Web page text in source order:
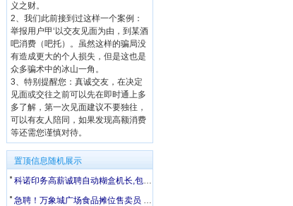
义之财。
2、我们此前接到过这样一个案例：
举报用户甲‘以交友见面为由，到某酒
吧消费（吧托）。虽然这样的骗局没
有造成更大的个人损失，但是这也是
众多骗术中的冰山一角。
3、特别提醒您：真诚交友，在决定
见面或交往之前可以先在即时通上多
多了解，第一次见面建议不要独往，
可以有友人陪同，如果发现高额消费
等还需您谨慎对待。
置顶信息随机展示
科诺印务高薪诚聘自动糊盒机长,包装检品工,胶印机副工,模切工,统计
急聘！万象城广场食品摊位售卖员 5500-6000 + 车补